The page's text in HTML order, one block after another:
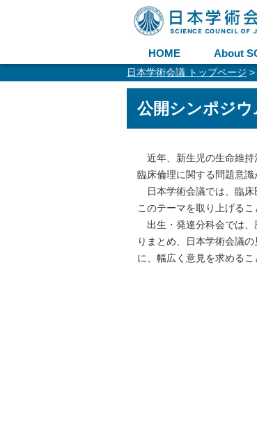
HOME About
日本学術会議 トップページ >
公開シンポジウ
近年、新生児の生命維持
臨床倫理に関する問題意識
日本学術会議では、臨床
このテーマを取り上げるこ
出生・発達分科会では、
りまとめ、日本学術会議
に、幅広く意見を求めるこ